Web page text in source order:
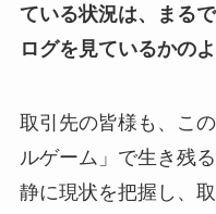
ている状況は、まる
ログを見ているかの
取引先の皆様も、こ
ルゲーム」で生き残
静に現状を把握し、